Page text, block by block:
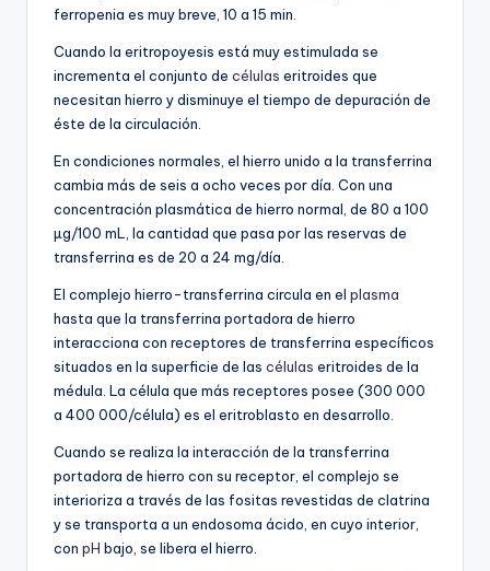
ferropenia es muy breve, 10 a 15 min.
Cuando la eritropoyesis está muy estimulada se
incrementa el conjunto de células eritroides que
necesitan hierro y disminuye el tiempo de depuración de
éste de la circulación.
En condiciones normales, el hierro unido a la transferrina
cambia más de seis a ocho veces por día. Con una
concentración plasmática de hierro normal, de 80 a 100
µg/100 mL, la cantidad que pasa por las reservas de
transferrina es de 20 a 24 mg/día.
El complejo hierro-transferrina circula en el plasma
hasta que la transferrina portadora de hierro
interacciona con receptores de transferrina específicos
situados en la superficie de las células eritroides de la
médula. La célula que más receptores posee (300 000
a 400 000/célula) es el eritroblasto en desarrollo.
Cuando se realiza la interacción de la transferrina
portadora de hierro con su receptor, el complejo se
interioriza a través de las fositas revestidas de clatrina
y se transporta a un endosoma ácido, en cuyo interior,
con pH bajo, se libera el hierro.